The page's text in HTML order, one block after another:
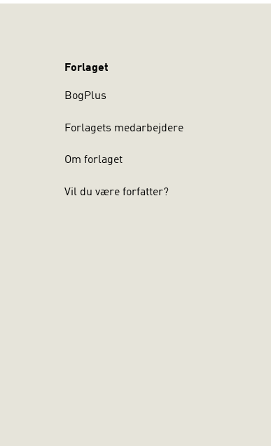
Forlaget
BogPlus
Forlagets medarbejdere
Om forlaget
Vil du være forfatter?